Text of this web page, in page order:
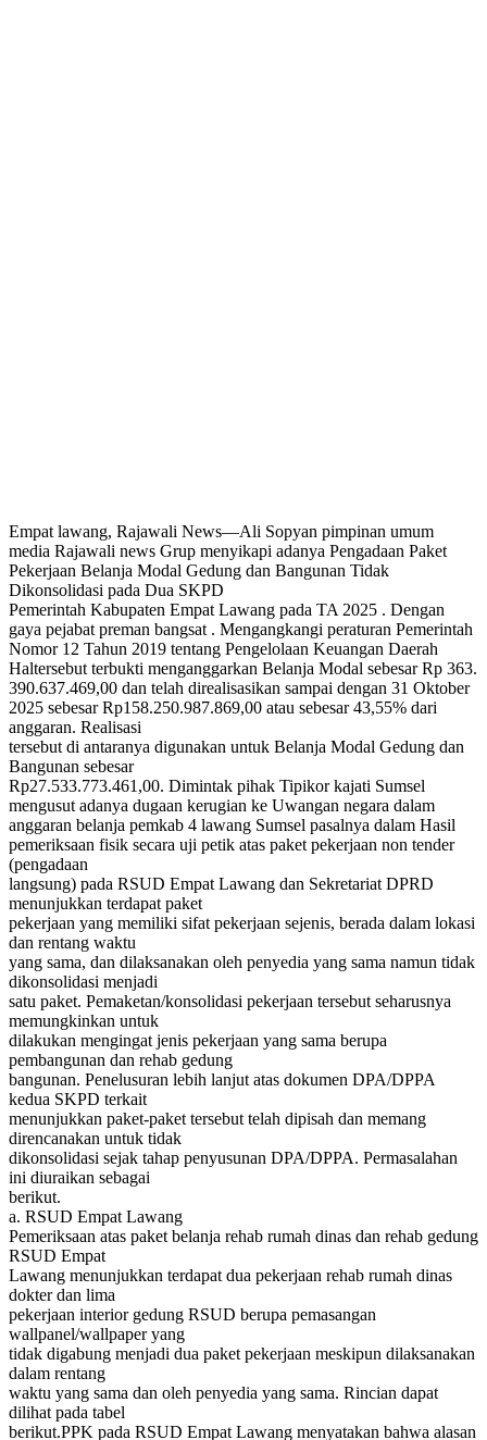
Empat lawang, Rajawali News—Ali Sopyan pimpinan umum
media Rajawali news Grup menyikapi adanya Pengadaan Paket
Pekerjaan Belanja Modal Gedung dan Bangunan Tidak
Dikonsolidasi pada Dua SKPD
Pemerintah Kabupaten Empat Lawang pada TA 2025 . Dengan
gaya pejabat preman bangsat . Mengangkangi peraturan Pemerintah
Nomor 12 Tahun 2019 tentang Pengelolaan Keuangan Daerah
Haltersebut terbukti menganggarkan Belanja Modal sebesar Rp 363.
390.637.469,00 dan telah direalisasikan sampai dengan 31 Oktober
2025 sebesar Rp158.250.987.869,00 atau sebesar 43,55% dari
anggaran. Realisasi
tersebut di antaranya digunakan untuk Belanja Modal Gedung dan
Bangunan sebesar
Rp27.533.773.461,00. Dimintak pihak Tipikor kajati Sumsel
mengusut adanya dugaan kerugian ke Uwangan negara dalam
anggaran belanja pemkab 4 lawang Sumsel pasalnya dalam Hasil
pemeriksaan fisik secara uji petik atas paket pekerjaan non tender
(pengadaan
langsung) pada RSUD Empat Lawang dan Sekretariat DPRD
menunjukkan terdapat paket
pekerjaan yang memiliki sifat pekerjaan sejenis, berada dalam lokasi
dan rentang waktu
yang sama, dan dilaksanakan oleh penyedia yang sama namun tidak
dikonsolidasi menjadi
satu paket. Pemaketan/konsolidasi pekerjaan tersebut seharusnya
memungkinkan untuk
dilakukan mengingat jenis pekerjaan yang sama berupa
pembangunan dan rehab gedung
bangunan. Penelusuran lebih lanjut atas dokumen DPA/DPPA
kedua SKPD terkait
menunjukkan paket-paket tersebut telah dipisah dan memang
direncanakan untuk tidak
dikonsolidasi sejak tahap penyusunan DPA/DPPA. Permasalahan
ini diuraikan sebagai
berikut.
a. RSUD Empat Lawang
Pemeriksaan atas paket belanja rehab rumah dinas dan rehab gedung
RSUD Empat
Lawang menunjukkan terdapat dua pekerjaan rehab rumah dinas
dokter dan lima
pekerjaan interior gedung RSUD berupa pemasangan
wallpanel/wallpaper yang
tidak digabung menjadi dua paket pekerjaan meskipun dilaksanakan
dalam rentang
waktu yang sama dan oleh penyedia yang sama. Rincian dapat
dilihat pada tabel
berikut.PPK pada RSUD Empat Lawang menyatakan bahwa alasan